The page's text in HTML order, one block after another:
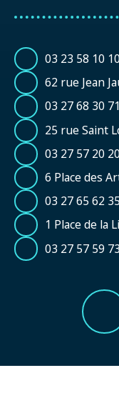
03 23 58 10
62 rue Jean
03 27 68 30 71
25 rue Saint
03 27 57 20
6 Place des
03 27 65 62 35
1 Place de la
03 27 57 59 73